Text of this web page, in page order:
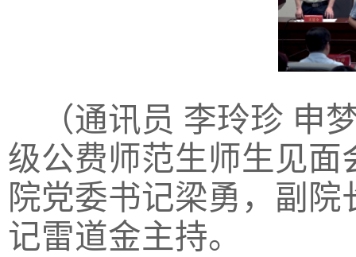
（通讯员 李玲珍 申
级公费师范生师生见
院党委书记梁勇，副
记雷道金主持。